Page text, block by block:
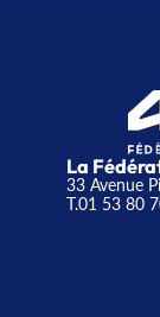
La
33 Avenue
T.01 53 80